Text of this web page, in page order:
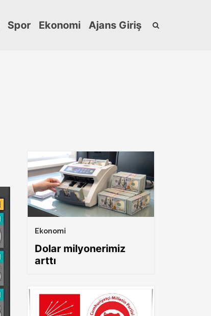
Spor Ekonomi Ajans Giriş
Ekonomi
Dolar milyonerimiz
arttı